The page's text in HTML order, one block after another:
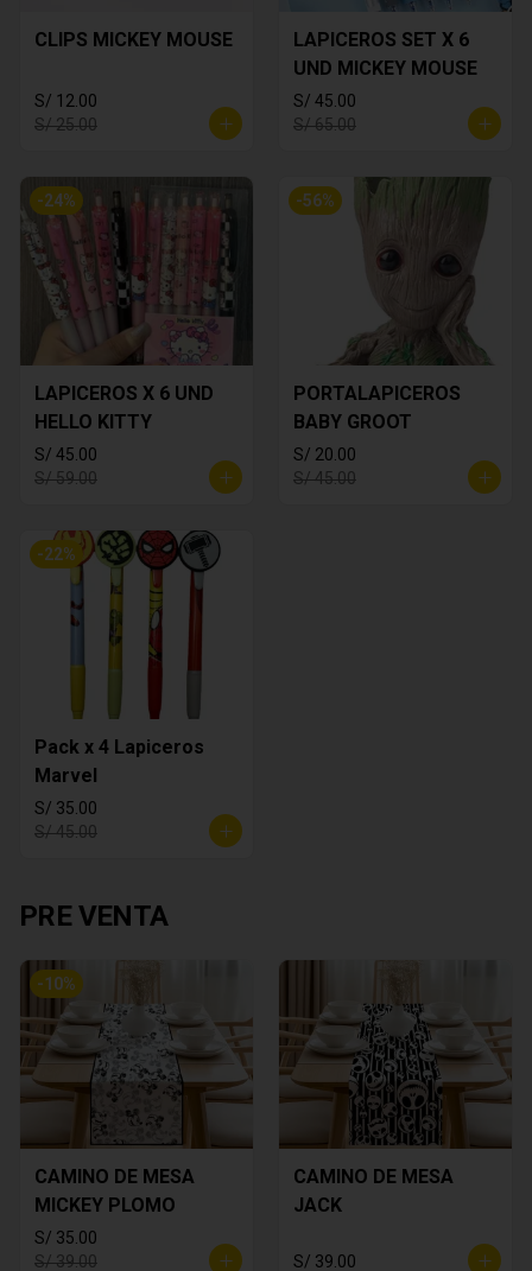
CLIPS MICKEY MOUSE
S/ 12.00
S/ 25.00
LAPICEROS SET X 6
UND MICKEY MOUSE
S/ 45.00
S/ 65.00
-24%
LAPICEROS X 6 UND
HELLO KITTY
S/ 45.00
S/ 59.00
-56%
PORTALAPICEROS
BABY GROOT
S/ 20.00
S/ 45.00
-22%
Pack x 4 Lapiceros
Marvel
S/ 35.00
S/ 45.00
PRE VENTA
-10%
CAMINO DE MESA
MICKEY PLOMO
S/ 35.00
S/ 39.00
CAMINO DE MESA
JACK
S/ 39.00